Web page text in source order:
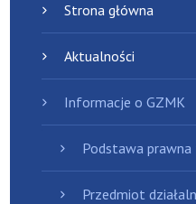
Strona główna
Aktualności
Informacje o GZMK
Podstawa
Przedmiot